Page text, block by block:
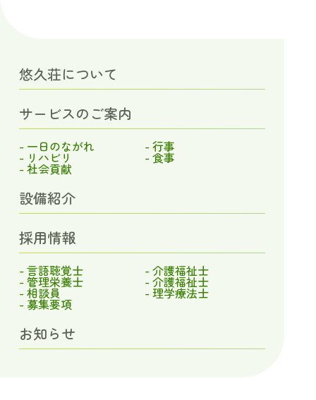
悠久荘について
サービスのご案内
- 一日のながれ - 行事
- リハビリ - 食事
- 社会貢献
設備紹介
採用情報
- 言語聴覚士 - 介護福祉士
- 管理栄養士 - 介護福祉士
- 相談員 - 理学療法士
- 募集要項
お知らせ